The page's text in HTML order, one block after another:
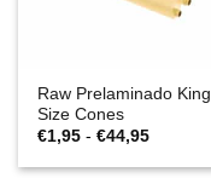
Raw Prelaminado King
Size Cones
€1,95 - €44,95Rango
precios: